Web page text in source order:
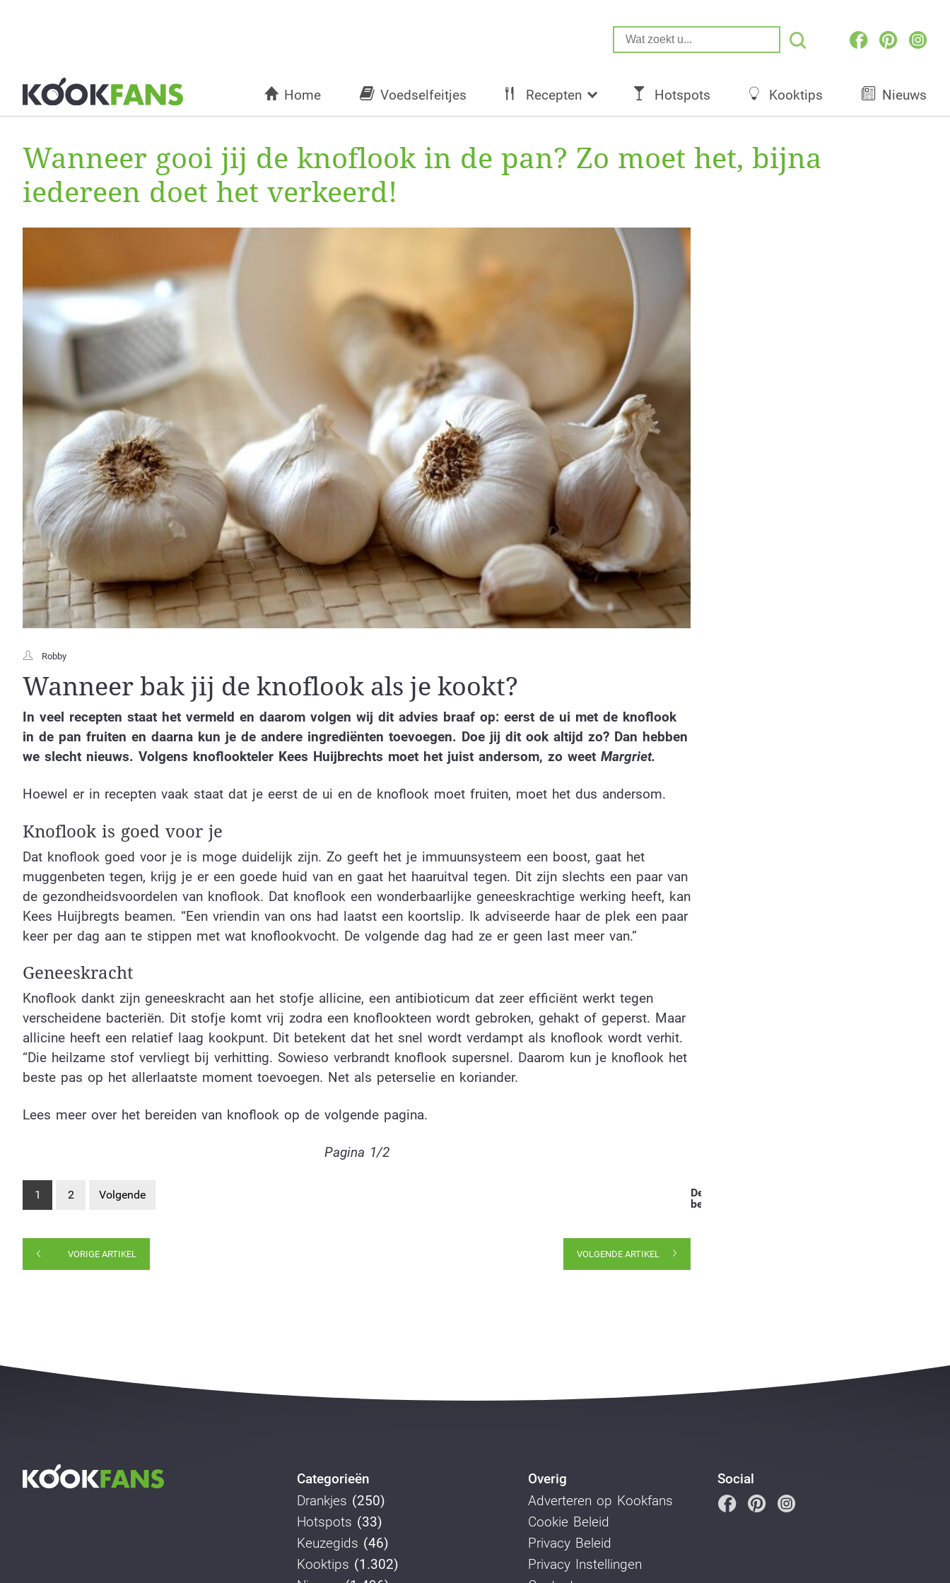
Home Voedselfeitjes Recepten Hotspots Kooktips Nieuws
Wanneer gooi jij de knoflook in de pan? Zo moet het, bijna
iedereen doet het verkeerd!
Robby
Wanneer bak jij de knoflook als je kookt?
In veel recepten staat het vermeld en daarom volgen wij dit advies braaf op: eerst de ui met de knoflook
in de pan fruiten en daarna kun je de andere ingrediënten toevoegen. Doe jij dit ook altijd zo? Dan hebben
we slecht nieuws. Volgens knoflookteler Kees Huijbrechts moet het juist andersom, zo weet Margriet.
Hoewel er in recepten vaak staat dat je eerst de ui en de knoflook moet fruiten, moet het dus andersom.
Knoflook is goed voor je
Dat knoflook goed voor je is moge duidelijk zijn. Zo geeft het je immuunsysteem een boost, gaat het
muggenbeten tegen, krijg je er een goede huid van en gaat het haaruitval tegen. Dit zijn slechts een paar van
de gezondheidsvoordelen van knoflook. Dat knoflook een wonderbaarlijke geneeskrachtige werking heeft, kan
Kees Huijbregts beamen. “Een vriendin van ons had laatst een koortslip. Ik adviseerde haar de plek een paar
keer per dag aan te stippen met wat knoflookvocht. De volgende dag had ze er geen last meer van.”
Geneeskracht
Knoflook dankt zijn geneeskracht aan het stofje allicine, een antibioticum dat zeer efficiënt werkt tegen
verscheidene bacteriën. Dit stofje komt vrij zodra een knoflookteen wordt gebroken, gehakt of geperst. Maar
allicine heeft een relatief laag kookpunt. Dit betekent dat het snel wordt verdampt als knoflook wordt verhit.
“Die heilzame stof vervliegt bij verhitting. Sowieso verbrandt knoflook supersnel. Daarom kun je knoflook het
beste pas op het allerlaatste moment toevoegen. Net als peterselie en koriander.
Lees meer over het bereiden van knoflook op de volgende pagina.
Pagina 1/2
1 2 Volgende
Deel dit
bericht:
VORIGE ARTIKEL VOLGENDE ARTIKEL
Categorieën
Drankjes (250)
Hotspots (33)
Keuzegids (46)
Kooktips (1.302)
Overig
Adverteren op Kookfans
Cookie Beleid
Privacy Beleid
Privacy Instellingen
Social